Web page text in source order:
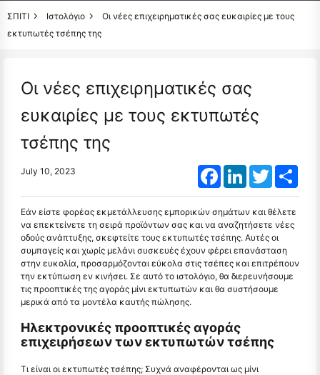
ΣΠΙΤΙ Ιστολόγιο
Οι νέες επιχειρηματικές σας ευκαιρίες με τους
εκτυπωτές τσέπης της
Οι νέες επιχειρηματικές σας
ευκαιρίες με τους εκτυπωτές
τσέπης της
July 10, 2023 FacebookLinkedInTwitter
Εάν είστε φορέας εκμετάλλευσης εμπορικών σημάτων και θέλετε
να επεκτείνετε τη σειρά προϊόντων σας και να αναζητήσετε νέες
οδούς ανάπτυξης, σκεφτείτε τους εκτυπωτές τσέπης. Αυτές οι
συμπαγείς και χωρίς μελάνι συσκευές έχουν φέρει επανάσταση
στην ευκολία, προσαρμόζονται εύκολα στις τσέπες και επιτρέπουν
την εκτύπωση εν κινήσει. Σε αυτό το ιστολόγιο, θα διερευνήσουμε
τις προοπτικές της αγοράς μίνι εκτυπωτών και θα συστήσουμε
μερικά από τα μοντέλα καυτής πώλησης.
Ηλεκτρονικές προοπτικές αγοράς
επιχειρήσεων των εκτυπωτών τσέπης
Τι είναι οι εκτυπωτές τσέπης; Συχνά αναφέρονται ως μίνι